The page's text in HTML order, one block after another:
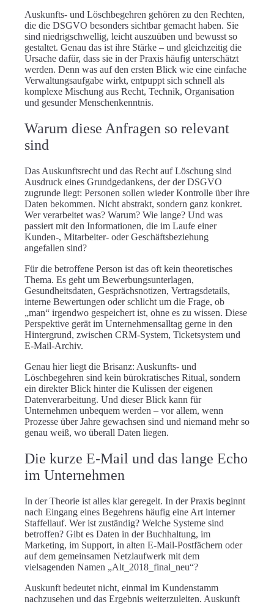
Auskunfts- und Löschbegehren gehören zu den Rechten,
die die DSGVO besonders sichtbar gemacht haben. Sie
sind niedrigschwellig, leicht auszuüben und bewusst so
gestaltet. Genau das ist ihre Stärke – und gleichzeitig die
Ursache dafür, dass sie in der Praxis häufig unterschätzt
werden. Denn was auf den ersten Blick wie eine einfache
Verwaltungsaufgabe wirkt, entpuppt sich schnell als
komplexe Mischung aus Recht, Technik, Organisation
und gesunder Menschenkenntnis.
Warum diese Anfragen so relevant
sind
Das Auskunftsrecht und das Recht auf Löschung sind
Ausdruck eines Grundgedankens, der der DSGVO
zugrunde liegt: Personen sollen wieder Kontrolle über ihre
Daten bekommen. Nicht abstrakt, sondern ganz konkret.
Wer verarbeitet was? Warum? Wie lange? Und was
passiert mit den Informationen, die im Laufe einer
Kunden-, Mitarbeiter- oder Geschäftsbeziehung
angefallen sind?
Für die betroffene Person ist das oft kein theoretisches
Thema. Es geht um Bewerbungsunterlagen,
Gesundheitsdaten, Gesprächsnotizen, Vertragsdetails,
interne Bewertungen oder schlicht um die Frage, ob
„man“ irgendwo gespeichert ist, ohne es zu wissen. Diese
Perspektive gerät im Unternehmensalltag gerne in den
Hintergrund, zwischen CRM-System, Ticketsystem und
E-Mail-Archiv.
Genau hier liegt die Brisanz: Auskunfts- und
Löschbegehren sind kein bürokratisches Ritual, sondern
ein direkter Blick hinter die Kulissen der eigenen
Datenverarbeitung. Und dieser Blick kann für
Unternehmen unbequem werden – vor allem, wenn
Prozesse über Jahre gewachsen sind und niemand mehr so
genau weiß, wo überall Daten liegen.
Die kurze E-Mail und das lange Echo
im Unternehmen
In der Theorie ist alles klar geregelt. In der Praxis beginnt
nach Eingang eines Begehrens häufig eine Art interner
Staffellauf. Wer ist zuständig? Welche Systeme sind
betroffen? Gibt es Daten in der Buchhaltung, im
Marketing, im Support, in alten E-Mail-Postfächern oder
auf dem gemeinsamen Netzlaufwerk mit dem
vielsagenden Namen „Alt_2018_final_neu“?
Auskunft bedeutet nicht, einmal im Kundenstamm
nachzusehen und das Ergebnis weiterzuleiten. Auskunft